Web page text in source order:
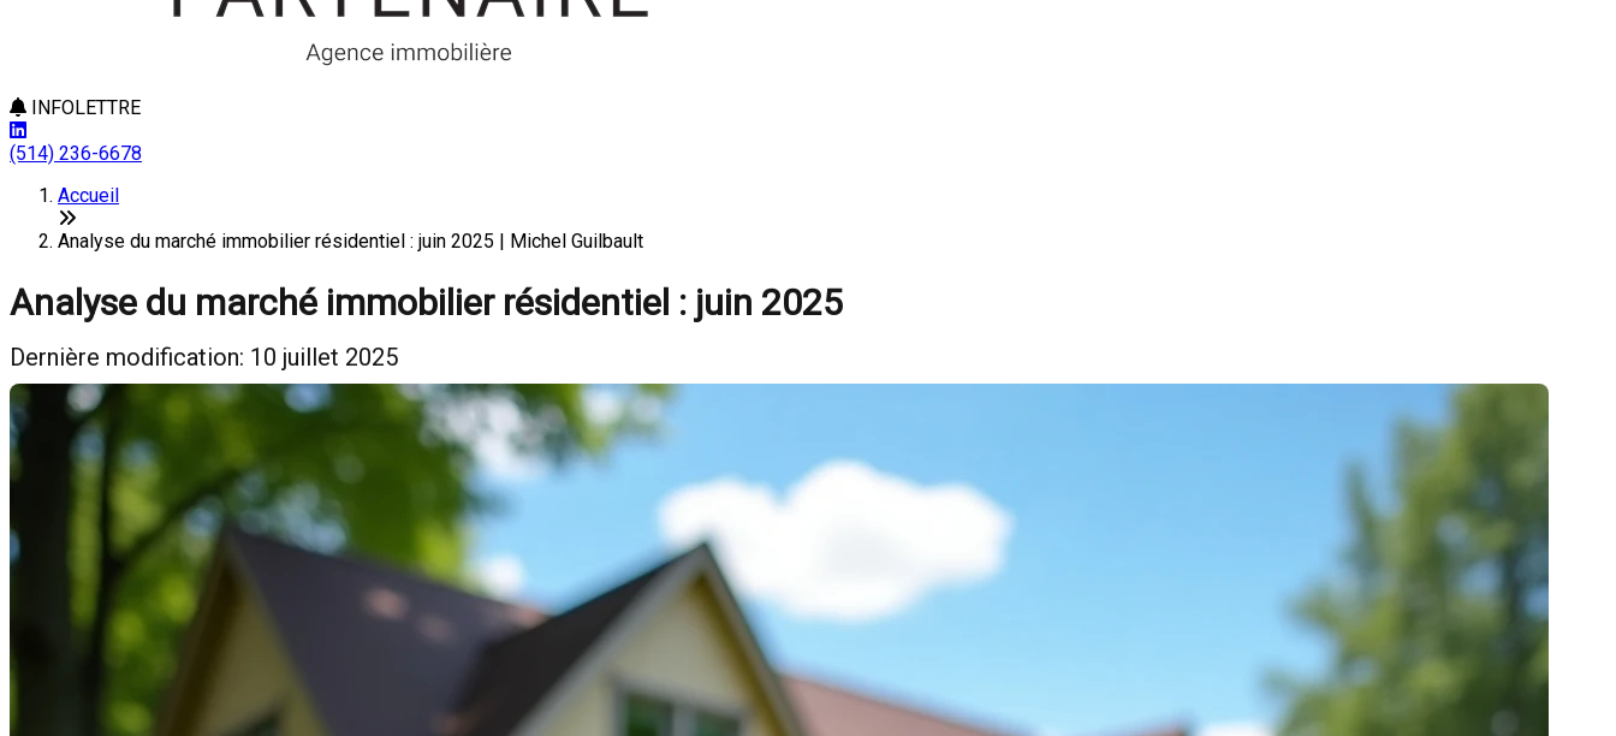
INFOLETTRE
(514) 236-6678
Accueil
Analyse du marché immobilier résidentiel : juin 2025 | Michel Guilbault
Analyse du marché immobilier résidentiel : juin 2025
Dernière modification: 10 juillet 2025